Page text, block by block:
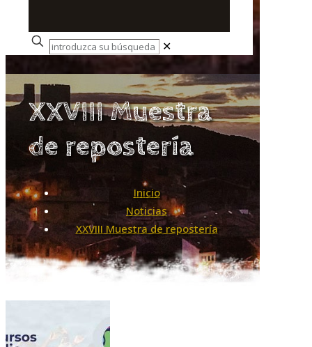
✕
XXVIII Muestra
de repostería
Inicio
Noticias
XXVIII Muestra de repostería